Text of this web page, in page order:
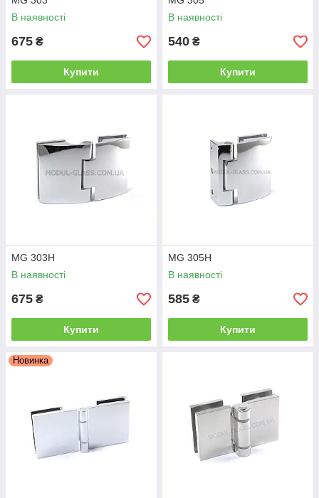
В наявності
675 ₴
Купити
В наявності
540 ₴
Купити
MG 303H
В наявності
675 ₴
Купити
MG 305H
В наявності
585 ₴
Купити
Новинка